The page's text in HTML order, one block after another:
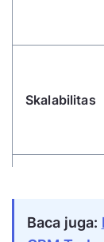
Skalabilitas
Baca juga: